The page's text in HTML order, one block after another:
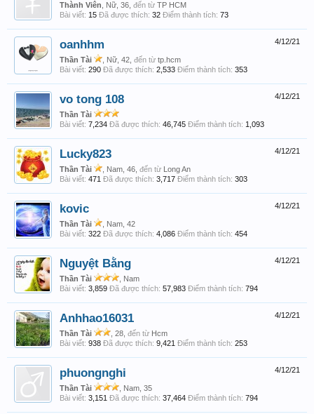
Thành Viên , Nữ, 36, đến từ TP HCM
Bài viết: 15 Đã được thích: 32 Điểm thành tích: 73
4/12/21
oanhhm
Thần Tài , Nữ, 42, đến từ tp.hcm
Bài viết: 290 Đã được thích: 2,533 Điểm thành tích: 353
4/12/21
vo tong 108
Thần Tài
Bài viết: 7,234 Đã được thích: 46,745 Điểm thành tích: 1,093
4/12/21
Lucky823
Thần Tài , Nam, 46, đến từ Long An
Bài viết: 471 Đã được thích: 3,717 Điểm thành tích: 303
4/12/21
kovic
Thần Tài
, Nam, 42
Bài viết: 322 Đã được thích: 4,086 Điểm thành tích: 454
4/12/21
Nguyệt Bằng
Thần Tài
, Nam
Bài viết: 3,859 Đã được thích: 57,983 Điểm thành tích: 794
4/12/21
Anhhao16031
Thần Tài , 28, đến từ Hcm
Bài viết: 938 Đã được thích: 9,421 Điểm thành tích: 253
4/12/21
phuongnghi
Thần Tài
, Nam, 35
Bài viết: 3,151 Đã được thích: 37,464 Điểm thành tích: 794